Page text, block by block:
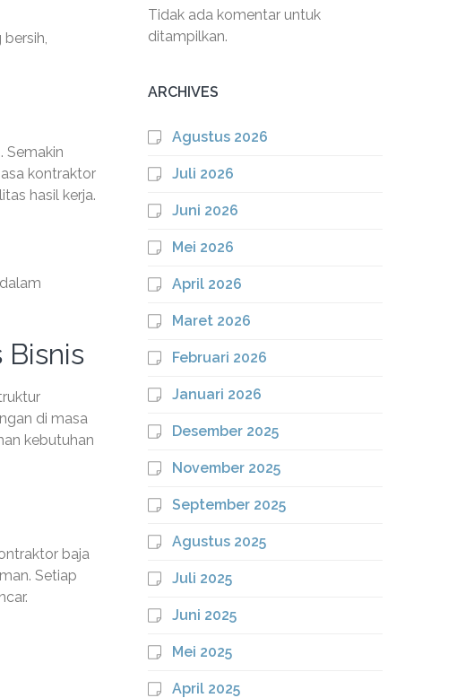
Semakin
kontraktor
hasil kerja.
di masa
kebutuhan
baja
Setiap
Tidak ada komentar untuk
ditampilkan.
ARCHIVES
Agustus 2026
Juli 2026
Juni 2026
Mei 2026
April 2026
Maret 2026
Februari 2026
Januari 2026
Desember 2025
November 2025
September 2025
Agustus 2025
Juli 2025
Juni 2025
Mei 2025
April 2025